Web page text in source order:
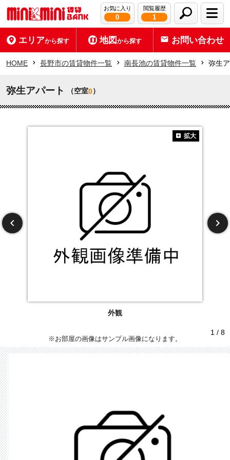
お気に入り
0
閲覧履歴
1
エリアから探す 地図から探す お問い合わせ
HOME 長野市の賃貸物件一覧 南長池の賃貸物件一覧 弥生
弥生アパート （空室0）
外観
拡大
1 / 8
※お部屋の画像はサンプル画像になります。